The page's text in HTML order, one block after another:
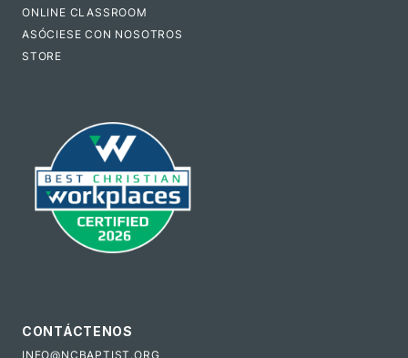
ONLINE CLASSROOM
ASÓCIESE CON NOSOTROS
STORE
CONTÁCTENOS
INFO@NCBAPTIST.ORG